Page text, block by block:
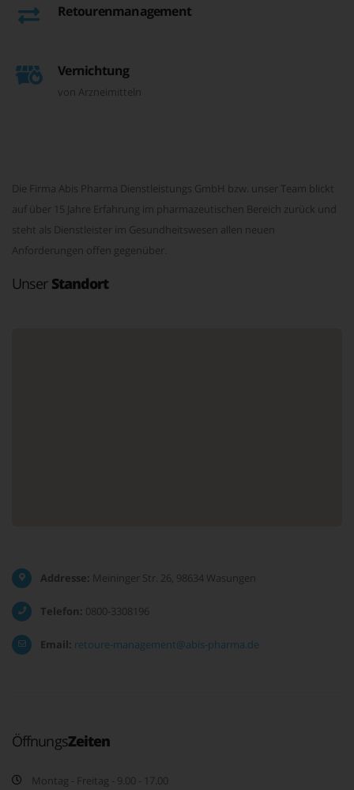
Retourenmanagement
Vernichtung
von Arzneimitteln
Die Firma Abis Pharma Dienstleistungs GmbH bzw. unser Team blickt
auf über 15 Jahre Erfahrung im pharmazeutischen Bereich zurück und
steht als Dienstleister im Gesundheitswesen allen neuen
Anforderungen offen gegenüber.
Unser Standort
Addresse: Meininger Str. 26, 98634 Wasungen
Telefon: 0800-3308196
Email: retoure-management@abis-pharma.de
ÖffnungsZeiten
Montag - Freitag - 9.00 - 17.00